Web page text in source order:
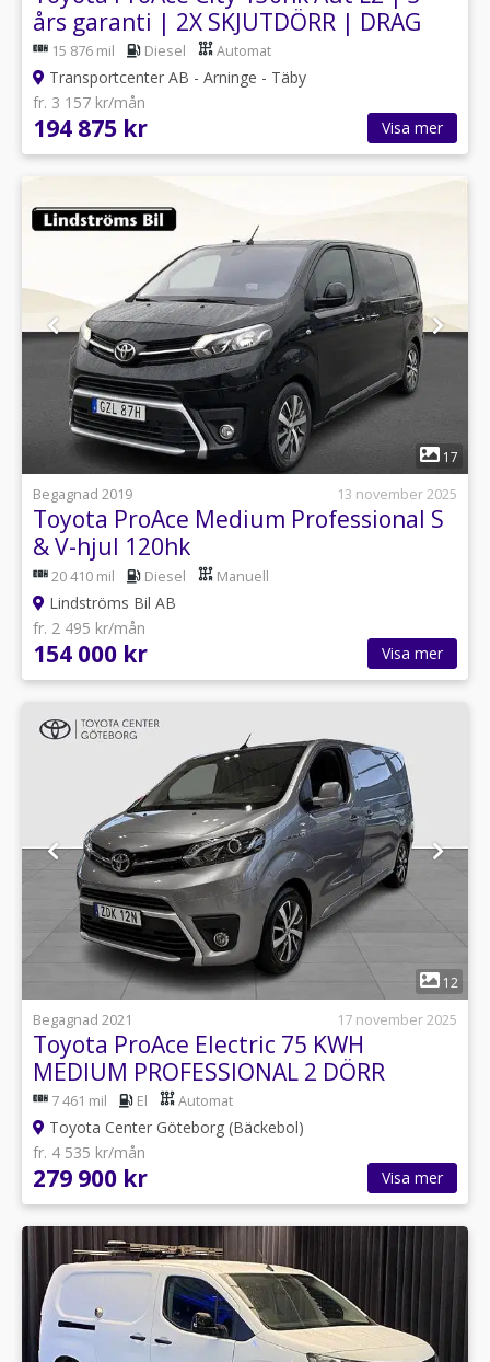
års garanti | 2X SKJUTDÖRR | DRAG
15 876 mil Diesel Automat
Transportcenter AB - Arninge - Täby
fr. 3 157 kr/mån
194 875 kr Visa mer
1
17
Begagnad 2019
13 november 2025
Toyota ProAce Medium Professional S
& V-hjul 120hk
20 410 mil Diesel Manuell
Lindströms Bil AB
fr. 2 495 kr/mån
154 000 kr Visa mer
1
12
Begagnad 2021
17 november 2025
Toyota ProAce Electric 75 KWH
MEDIUM PROFESSIONAL 2 DÖRR
7 461 mil El Automat
Toyota Center Göteborg (Bäckebol)
fr. 4 535 kr/mån
279 900 kr Visa mer